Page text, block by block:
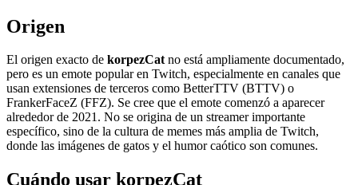
Origen
El origen exacto de korpezCatno está ampliamente documentado,
pero es un emote popular en Twitch, especialmente en canales que
usan extensiones de terceros como BetterTTV (BTTV) o
FrankerFaceZ (FFZ). Se cree que el emote comenzó a aparecer
alrededor de 2021. No se origina de un streamer importante
específico, sino de la cultura de memes más amplia de Twitch,
donde las imágenes de gatos y el humor caótico son comunes.
Cuándo usar korpezCat